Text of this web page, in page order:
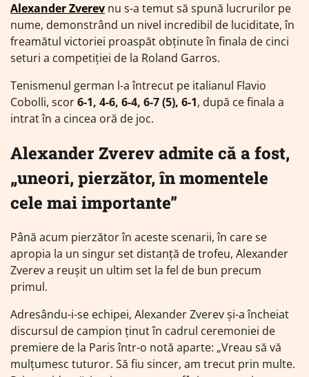
Alexander Zverev nu s-a temut să spună lucrurilor pe
nume, demonstrând un nivel incredibil de luciditate, în
freamătul victoriei proaspăt obținute în finala de cinci
seturi a competiției de la Roland Garros.
Tenismenul german l-a întrecut pe italianul Flavio
Cobolli, scor6-1, 4-6, 6-4, 6-7 (5), 6-1, după ce finala a
intrat în a cincea oră de joc.
Alexander Zverev admite că a fost,
„uneori, pierzător, în momentele
cele mai importante”
Până acum pierzător în aceste scenarii, în care se
apropia la un singur set distanță de trofeu, Alexander
Zverev a reușit un ultim set la fel de bun precum
primul.
Adresându-i-se echipei, Alexander Zverev și-a încheiat
discursul de campion ținut în cadrul ceremoniei de
premiere de la Paris într-o notă aparte: „Vreau să vă
mulțumesc tuturor. Să fiu sincer, am trecut prin multe.